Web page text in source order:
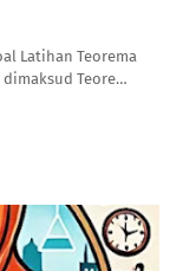
Latihan Teorema
dimaksud Teore…